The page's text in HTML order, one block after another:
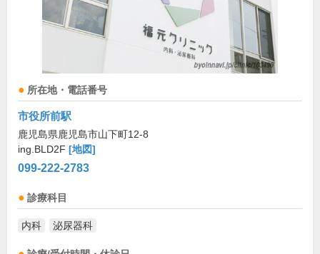
所在地・電話番号
市役所前駅
鹿児島県鹿児島市山下町12-8
ing.BLD2F [地図]
099-222-2783
診療科目
内科 泌尿器科